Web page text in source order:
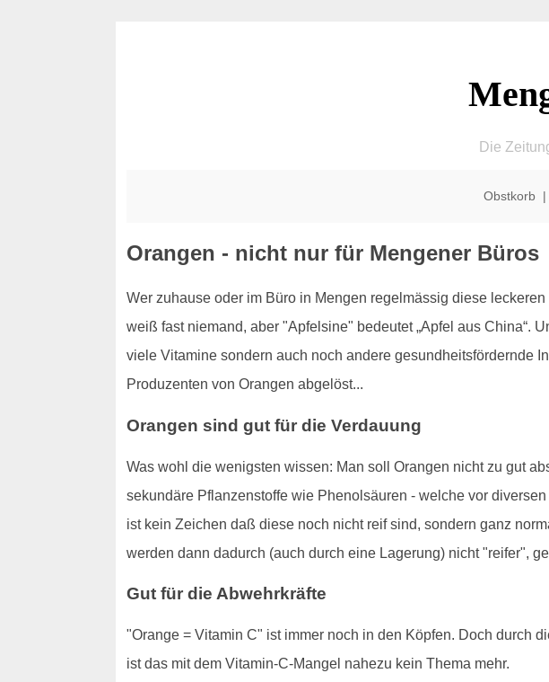
Die
Obstkorb |
Orangen - nicht nur für Mengener Büros
Wer zuhause oder im Büro in Mengen regelmässig diese
weiß fast niemand, aber "Apfelsine" bedeutet „Apfel aus China“.
viele Vitamine sondern auch noch andere gesundheitsfördernde
Produzenten von Orangen abgelöst...
Orangen sind gut für die Verdauung
Was wohl die wenigsten wissen: Man soll Orangen nicht zu gut
sekundäre Pflanzenstoffe wie Phenolsäuren - welche vor
ist kein Zeichen daß diese noch nicht reif sind, sondern ganz
werden dann dadurch (auch durch eine Lagerung) nicht "reifer",
Gut für die Abwehrkräfte
"Orange = Vitamin C" ist immer noch in den Köpfen. Doch durch
ist das mit dem Vitamin-C-Mangel nahezu kein Thema mehr.